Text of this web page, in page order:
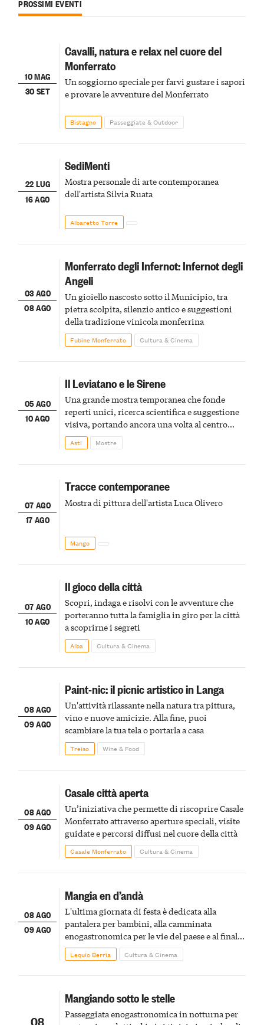
PROSSIMI EVENTI
10 MAG
30 SET
Cavalli, natura e relax nel cuore del
Monferrato
Un soggiorno speciale per farvi gustare i sapori
e provare le avventure del Monferrato
Bistagno Passeggiate & Outdoor
22 LUG
16 AGO
SediMenti
Mostra personale di arte contemporanea
dell'artista Silvia Ruata
Albaretto Torre
03 AGO
08 AGO
Monferrato degli Infernot: Infernot degli
Angeli
Un gioiello nascosto sotto il Municipio, tra
pietra scolpita, silenzio antico e suggestioni
della tradizione vinicola monferrina
Fubine Monferrato Cultura & Cinema
05 AGO
10 AGO
Il Leviatano e le Sirene
Una grande mostra temporanea che fonde
reperti unici, ricerca scientifica e suggestione
visiva, portando ancora una volta al centro
della scena le meraviglie del passato astigiano
Asti Mostre
07 AGO
17 AGO
Tracce contemporanee
Mostra di pittura dell'artista Luca Olivero
Mango
07 AGO
10 AGO
Il gioco della città
Scopri, indaga e risolvi con le avventure che
porteranno tutta la famiglia in giro per la città
a scoprirne i segreti
Alba Cultura & Cinema
08 AGO
09 AGO
Paint-nic: il picnic artistico in Langa
Un'attività rilassante nella natura tra pittura,
vino e nuove amicizie. Alla fine, puoi
scambiare la tua tela o portarla a casa
Treiso Wine & Food
08 AGO
09 AGO
Casale città aperta
Un’iniziativa che permette di riscoprire Casale
Monferrato attraverso aperture speciali, visite
guidate e percorsi diffusi nel cuore della città
Casale Monferrato Cultura & Cinema
08 AGO
09 AGO
Mangia en d’andà
L'ultima giornata di festa è dedicata alla
pantalera per bambini, alla camminata
enogastronomica per le vie del paese e al finale
pirotecnico
Lequio Berria Cultura & Cinema
08
Mangiando sotto le stelle
Passeggiata enogastronomica in notturna per